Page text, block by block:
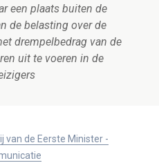
een plaats buiten de
de belasting over de
drempelbedrag van de
uit te voeren in de
van de Eerste Minister -